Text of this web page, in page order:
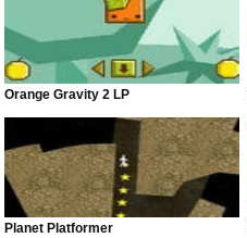
Orange Gravity 2 LP
Planet Platformer